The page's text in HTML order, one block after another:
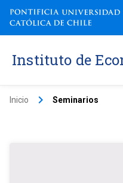
Instituto de
Inicio keyboard_arrow_right Seminarios